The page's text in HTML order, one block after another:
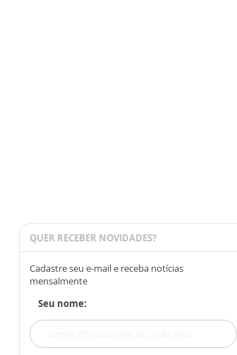
QUER RECEBER NOVIDADES?
Cadastre seu e-mail e receba notícias
mensalmente
Seu nome: